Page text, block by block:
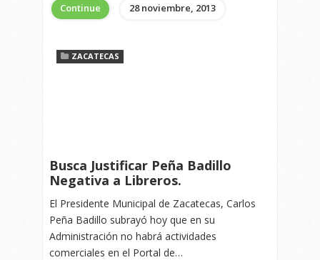
Continue 28 noviembre, 2013
ZACATECAS
Busca Justificar Peña Badillo
Negativa a Libreros.
El Presidente Municipal de Zacatecas, Carlos
Peña Badillo subrayó hoy que en su
Administración no habrá actividades
comerciales en el Portal de…